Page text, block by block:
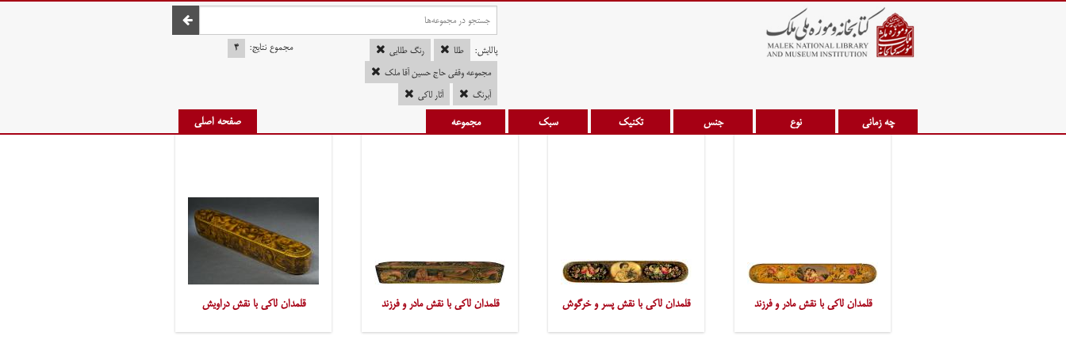
صفحه اصلی
پالایش: طلا
رنگ طلایی
مجموعه وقفی حاج حسین آقا ملک
آبرنگ
آثار لاکی
مجموع نتایج: ۴
چه زمانی نوع جنس تکنیک سبک مجموعه صفحه اصلی
قلمدان لاکی با نقش مادر و فرزند قلمدان لاکی با نقش پسر و خرگوش قلمدان لاکی با نقش مادر و فرزند قلمدان لاکی با نقش دراویش